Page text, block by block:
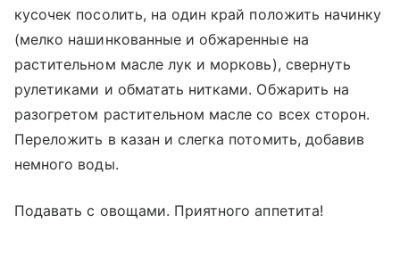
кусочек посолить, на один край положить начинку
(мелко нашинкованные и обжаренные на
растительном масле лук и морковь), свернуть
рулетиками и обматать нитками. Обжарить на
разогретом растительном масле со всех сторон.
Переложить в казан и слегка потомить, добавив
немного воды.
Подавать с овощами. Приятного аппетита!